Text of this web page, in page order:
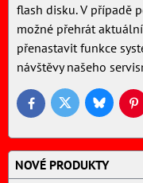
flash disku. V případě
možné přehrát
přenastavit funkce
návštěvy našeho
FacebookTwitter Bluesky
NOVÉ PRODUKTY